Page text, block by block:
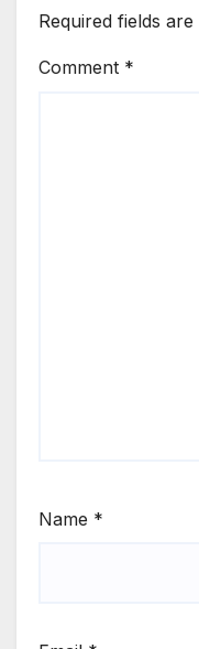
Required fields
Comment *
Name *